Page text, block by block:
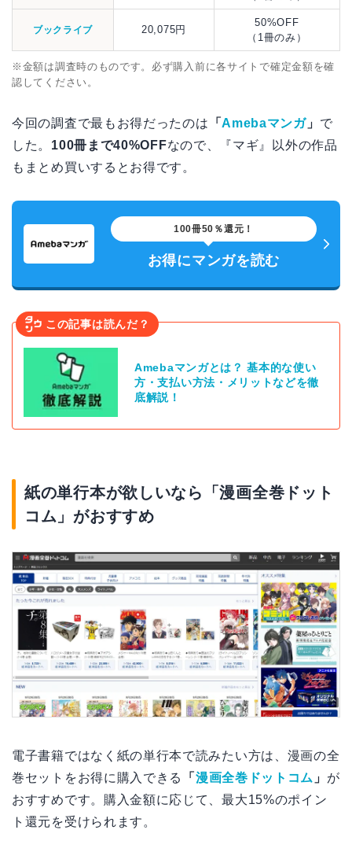
ブックライブ 20,075円
50%OFF
（1冊のみ）
※金額は調査時のものです。必ず購入前に各サイトで確定金額を確
認してください。
今回の調査で最もお得だったのは 「Amebaマンガ」 で
した。 100冊まで40%OFFなので、『マギ』以外の作品
もまとめ買いするとお得です。
100冊50％還元！
お得にマンガを読む
この記事は読んだ？
Amebaマンガとは？ 基本的な使い
方・支払い方法・メリットなどを徹
底解説！
紙の単行本が欲しいなら「漫画全巻ドット
コム」がおすすめ
電子書籍ではなく紙の単行本で読みたい方は、漫画の全
巻セットをお得に購入できる
「 漫画全巻ドットコム 」 が
おすすめです。購入金額に応じて、最大15%のポイン
ト還元を受けられます。